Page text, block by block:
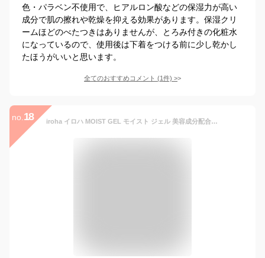
色・パラベン不使用で、ヒアルロン酸などの保湿力が高い
成分で肌の擦れや乾燥を抑える効果があります。保湿クリ
ームほどのべたつきはありませんが、とろみ付きの化粧水
になっているので、使用後は下着をつける前に少し乾かし
たほうがいいと思います。
全てのおすすめコメント (1件) >
no. 18 iroha イロハ MOIST GEL モイスト ジェル 美容成分配合のうるおい保湿潤滑ジェル 女性用